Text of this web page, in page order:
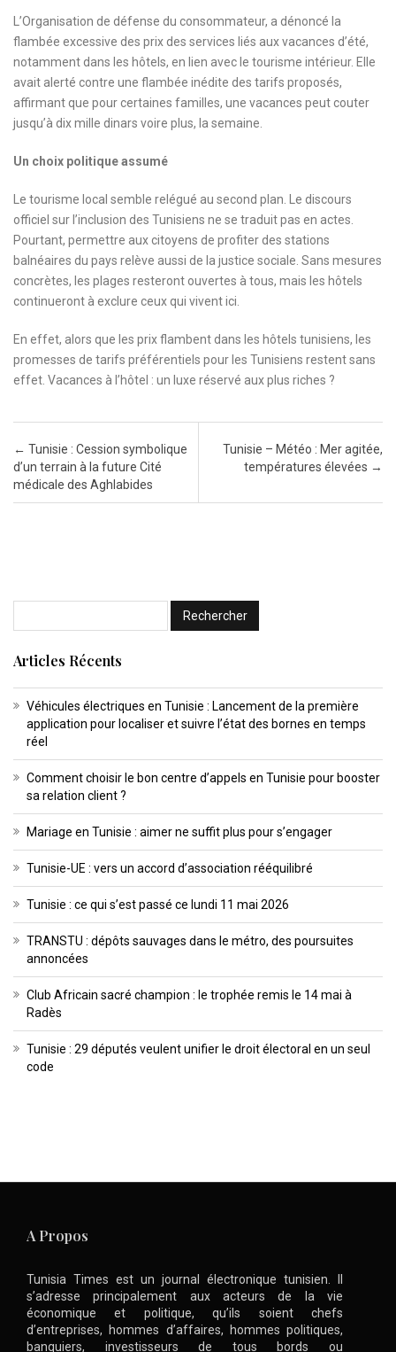
L’Organisation de défense du consommateur, a dénoncé la
flambée excessive des prix des services liés aux vacances d’été,
notamment dans les hôtels, en lien avec le tourisme intérieur. Elle
avait alerté contre une flambée inédite des tarifs proposés,
affirmant que pour certaines familles, une vacances peut couter
jusqu’à dix mille dinars voire plus, la semaine.
Un choix politique assumé
Le tourisme local semble relégué au second plan. Le discours
officiel sur l’inclusion des Tunisiens ne se traduit pas en actes.
Pourtant, permettre aux citoyens de profiter des stations
balnéaires du pays relève aussi de la justice sociale. Sans mesures
concrètes, les plages resteront ouvertes à tous, mais les hôtels
continueront à exclure ceux qui vivent ici.
En effet, alors que les prix flambent dans les hôtels tunisiens, les
promesses de tarifs préférentiels pour les Tunisiens restent sans
effet. Vacances à l’hôtel : un luxe réservé aux plus riches ?
Post navigation
← Tunisie : Cession symbolique
d’un terrain à la future Cité
médicale des Aghlabides
Tunisie – Météo : Mer agitée,
températures élevées →
Articles Récents
Véhicules électriques en Tunisie : Lancement de la première
application pour localiser et suivre l’état des bornes en temps
réel
Comment choisir le bon centre d’appels en Tunisie pour booster
sa relation client ?
Mariage en Tunisie : aimer ne suffit plus pour s’engager
Tunisie-UE : vers un accord d’association rééquilibré
Tunisie : ce qui s’est passé ce lundi 11 mai 2026
TRANSTU : dépôts sauvages dans le métro, des poursuites
annoncées
Club Africain sacré champion : le trophée remis le 14 mai à
Radès
Tunisie : 29 députés veulent unifier le droit électoral en un seul
code
A Propos
Tunisia Times est un journal électronique tunisien. Il
s’adresse principalement aux acteurs de la vie
économique et politique, qu’ils soient chefs
d’entreprises, hommes d’affaires, hommes politiques,
banquiers, investisseurs de tous bords ou